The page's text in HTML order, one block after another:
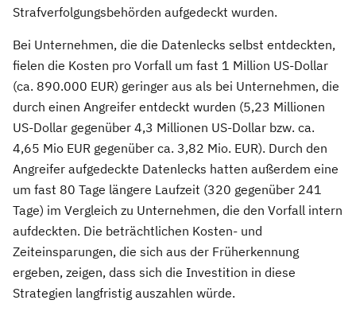
Strafverfolgungsbehörden aufgedeckt wurden.
Bei Unternehmen, die die Datenlecks selbst entdeckten,
fielen die Kosten pro Vorfall um fast 1 Million US-Dollar
(ca. 890.000 EUR) geringer aus als bei Unternehmen, die
durch einen Angreifer entdeckt wurden (5,23 Millionen
US-Dollar gegenüber 4,3 Millionen US-Dollar bzw. ca.
4,65 Mio EUR gegenüber ca. 3,82 Mio. EUR). Durch den
Angreifer aufgedeckte Datenlecks hatten außerdem eine
um fast 80 Tage längere Laufzeit (320 gegenüber 241
Tage) im Vergleich zu Unternehmen, die den Vorfall intern
aufdeckten. Die beträchtlichen Kosten- und
Zeiteinsparungen, die sich aus der Früherkennung
ergeben, zeigen, dass sich die Investition in diese
Strategien langfristig auszahlen würde.